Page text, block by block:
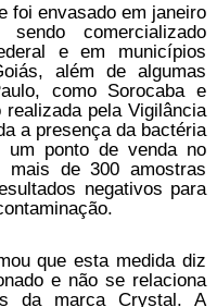
foi envasado em janeiro
comercializado
e em municípios
além de algumas
como Sorocaba e
pela Vigilância
a presença da bactéria
um ponto de venda no
mais de 300 amostras
negativos para
que esta medida diz
e não se relaciona
da marca Crystal. A